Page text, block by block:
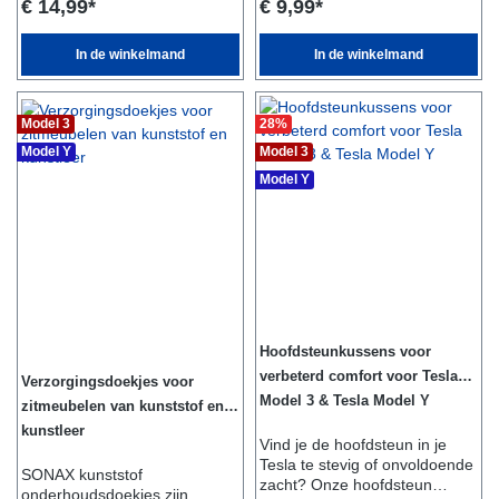
inwerken maar niet opdrogen
insectenspons - DONE!
€ 14,99*
In de winkelmand
vingerafdrukken en
soorten autoruiten. Of je nu je
vuil wilt verwijderen, onze
reinigingsdoekjes zijn de
perfecte oplossing. Het beste
deel is dat ze gemakkelijk te
gebruiken en zeer effectief
€ 9,99*
In de winkelmand
Model 3
Model Y
Verzorgingsdoekjes voor
zitmeubelen van kunststof en
kunstleer
SONAX kunststof
onderhoudsdoekjes zijn
28%
Model 3
Model Y
Hoofdsteunkussens voor
verbeterd comfort voor Tesla
Model 3 & Tesla Model Y
Vind je de hoofdsteun in je
Tesla te stevig of onvoldoende
zacht? Onze hoofdsteun